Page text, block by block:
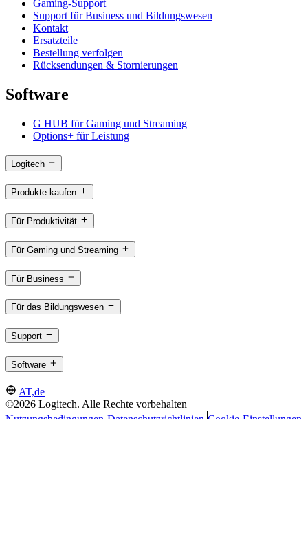
Gaming-Support
Support für Business und Bildungswesen
Kontakt
Ersatzteile
Bestellung verfolgen
Rücksendungen & Stornierungen
Software
G HUB für Gaming und Streaming
Options+ für Leistung
Logitech
Produkte kaufen
Für Produktivität
Für Gaming und Streaming
Für Business
Für das Bildungswesen
Support
Software
AT,de
©2026 Logitech. Alle Rechte vorbehalten
Nutzungsbedingungen Datenschutzrichtlinien Cookie-Einstellungen